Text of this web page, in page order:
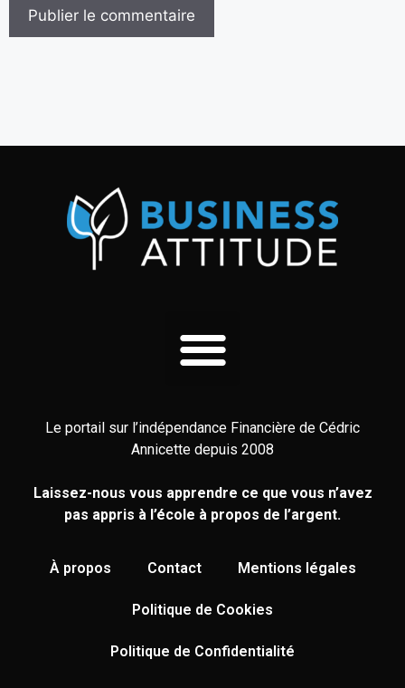
Le portail sur l’indépendance Financière de Cédric
Annicette depuis 2008
Laissez-nous vous apprendre ce que vous n’avez
pas appris à l’école à propos de l’argent.
À propos Contact Mentions légales
Politique de Cookies
Politique de Confidentialité